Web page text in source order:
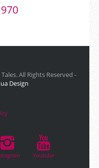
All Rights Reserved -
Design
Youtube